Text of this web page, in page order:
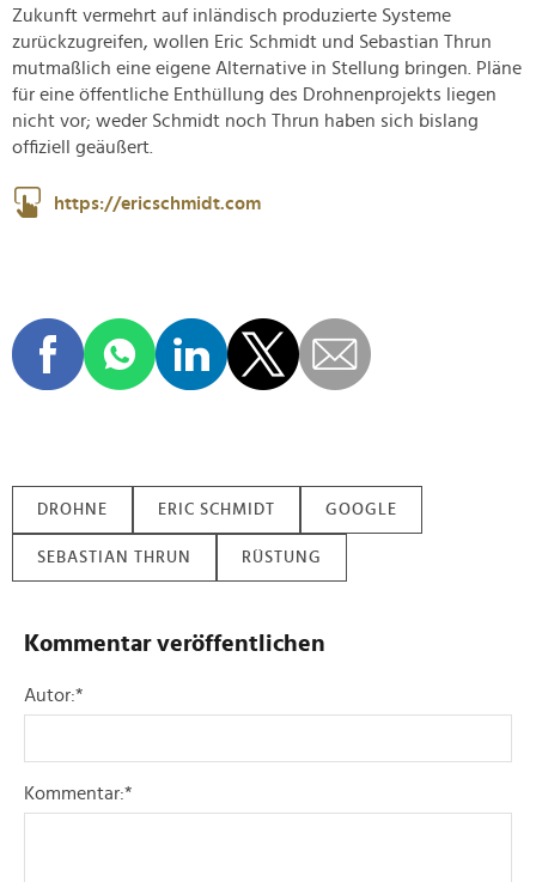
Zukunft vermehrt auf inländisch produzierte Systeme
zurückzugreifen, wollen Eric Schmidt und Sebastian Thrun
mutmaßlich eine eigene Alternative in Stellung bringen. Pläne
für eine öffentliche Enthüllung des Drohnenprojekts liegen
nicht vor; weder Schmidt noch Thrun haben sich bislang
offiziell geäußert.
https://ericschmidt.com
DROHNE ERIC SCHMIDT GOOGLE
SEBASTIAN THRUN RÜSTUNG
Kommentar veröffentlichen
Autor:*
Kommentar:*